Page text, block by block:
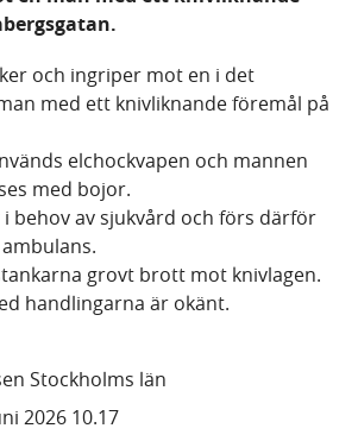
och ingriper mot en i det
med ett knivliknande föremål på
elchockvapen och mannen
med bojor.
behov av sjukvård och förs därför
grovt brott mot knivlagen.
handlingarna är okänt.
Stockholms län
2026 10.17